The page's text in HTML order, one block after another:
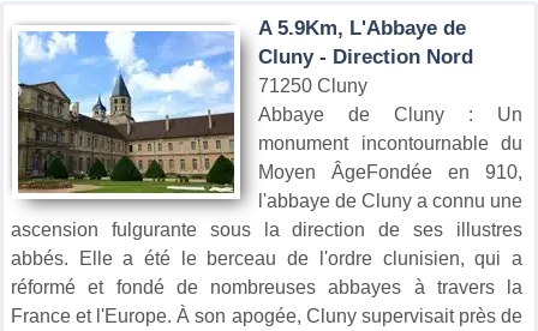
A 5.9Km, L'Abbaye de
Cluny - Direction Nord
71250 Cluny
Abbaye de Cluny : Un
monument incontournable du
Moyen ÂgeFondée en 910,
l'abbaye de Cluny a connu une
ascension fulgurante sous la direction de ses illustres
abbés. Elle a été le berceau de l'ordre clunisien, qui a
réformé et fondé de nombreuses abbayes à travers la
France et l'Europe. À son apogée, Cluny supervisait près de